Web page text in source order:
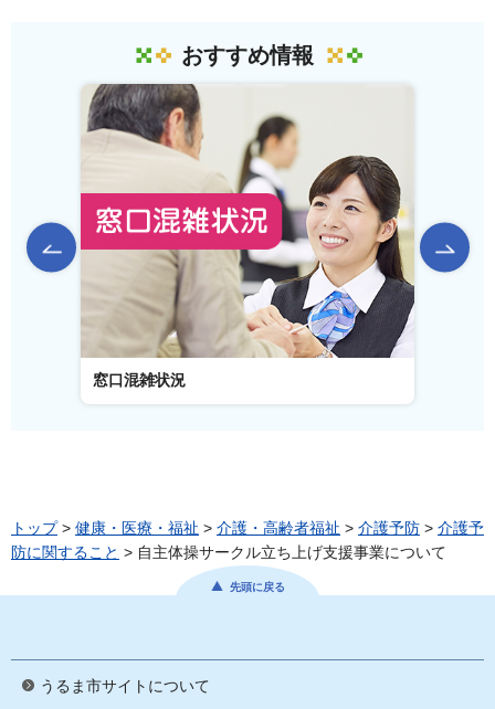
おすすめ情報
前のスライドを表示
窓口混雑状況
トップ> 健康・医療・福祉 > 介護・高齢者福祉 > 介護予防 > 介護予
防に関すること > 自主体操サークル立ち上げ支援事業について
先頭に戻る
うるま市サイトについて